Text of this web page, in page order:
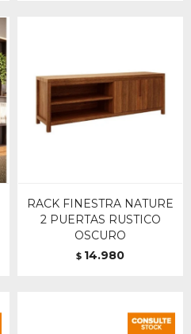
RACK FINESTRA NATURE
2 PUERTAS RUSTICO
OSCURO
$ 14.980